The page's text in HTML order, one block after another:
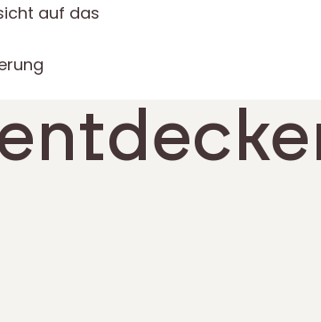
auf das